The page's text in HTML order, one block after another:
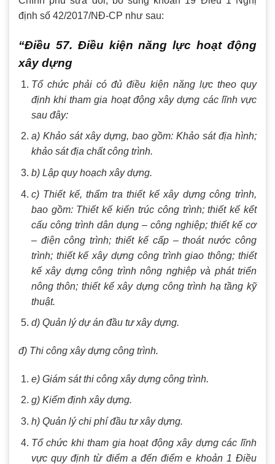
định số 42/2017/NĐ-CP như sau:
“Điều 57. Điều kiện năng lực hoạt động
xây dựng
Tổ chức phải có đủ điều kiện năng lực theo quy
định khi tham gia hoạt động xây dựng các lĩnh vực
sau đây:
a) Khảo sát xây dựng, bao gồm: Khảo sát địa hình;
khảo sát địa chất công trình.
b) Lập quy hoạch xây dựng.
c) Thiết kế, thẩm tra thiết kế xây dựng công trình,
bao gồm: Thiết kế kiến trúc công trình; thiết kế kết
cấu công trình dân dụng – công nghiệp; thiết kế cơ
– điện công trình; thiết kế cấp – thoát nước công
trình; thiết kế xây dựng công trình giao thông; thiết
kế xây dựng công trình nông nghiệp và phát triển
nông thôn; thiết kế xây dựng công trình hạ tầng kỹ
thuật.
d) Quản lý dự án đầu tư xây dựng.
đ) Thi công xây dựng công trình.
e) Giám sát thi công xây dựng công trình.
g) Kiểm định xây dựng.
h) Quản lý chi phí đầu tư xây dựng.
Tổ chức khi tham gia hoạt động xây dựng các lĩnh
vực quy định từ điểm a đến điểm e khoản 1 Điều